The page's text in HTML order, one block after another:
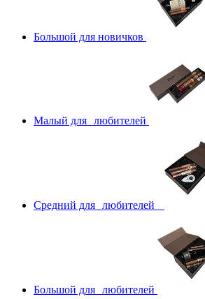
Большой для новичков
Малый для любителей
Средний для любителей
Большой для любителей